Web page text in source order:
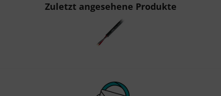
Zuletzt angesehene Produkte